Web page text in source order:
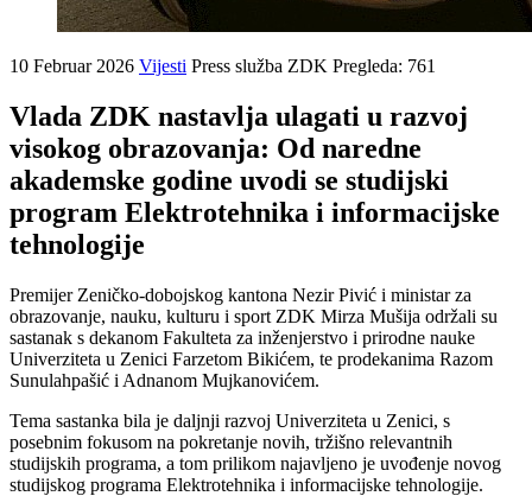
10 Februar 2026 Vijesti Press služba ZDK Pregleda: 761
Vlada ZDK nastavlja ulagati u razvoj
visokog obrazovanja: Od naredne
akademske godine uvodi se studijski
program Elektrotehnika i informacijske
tehnologije
Premijer Zeničko-dobojskog kantona Nezir Pivić i ministar za
obrazovanje, nauku, kulturu i sport ZDK Mirza Mušija održali su
sastanak s dekanom Fakulteta za inženjerstvo i prirodne nauke
Univerziteta u Zenici Farzetom Bikićem, te prodekanima Razom
Sunulahpašić i Adnanom Mujkanovićem.
Tema sastanka bila je daljnji razvoj Univerziteta u Zenici, s
posebnim fokusom na pokretanje novih, tržišno relevantnih
studijskih programa, a tom prilikom najavljeno je uvođenje novog
studijskog programa Elektrotehnika i informacijske tehnologije.